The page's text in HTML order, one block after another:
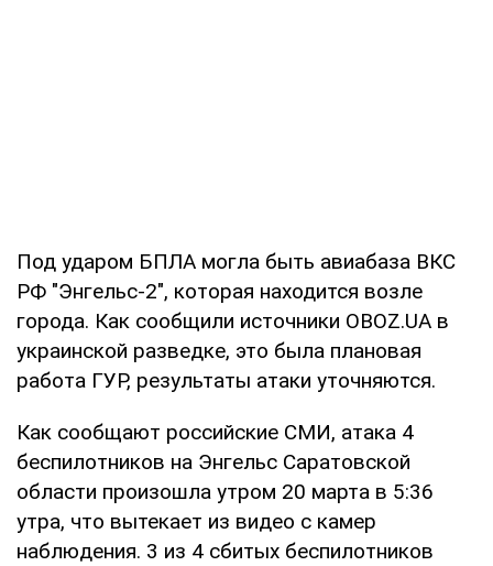
Под ударом БПЛА могла быть авиабаза ВКС
РФ "Энгельс-2", которая находится возле
города. Как сообщили источники OBOZ.UA в
украинской разведке, это была плановая
работа ГУР, результаты атаки уточняются.
Как сообщают российские СМИ, атака 4
беспилотников на Энгельс Саратовской
области произошла утром 20 марта в 5:36
утра, что вытекает из видео с камер
наблюдения. 3 из 4 сбитых беспилотников